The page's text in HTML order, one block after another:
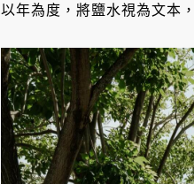
以年為度，將鹽水視為文本